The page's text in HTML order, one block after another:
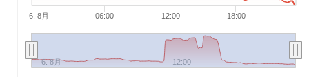
6. 8月 06:00 12:00 18:00
6. 8月 12:00